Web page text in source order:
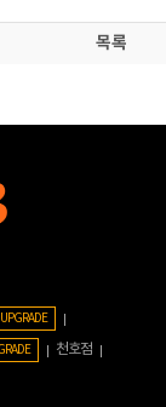
목록
UPGRADE
천호점